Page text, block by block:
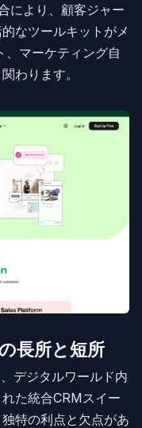
により、顧客ジャー
なツールキットがメ
マーケティング自
わります。
長所と短所
デジタルワールド内
た統合CRMスイー
特の利点と欠点があ